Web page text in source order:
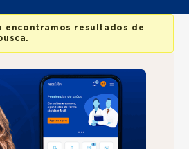
encontramos resultados de